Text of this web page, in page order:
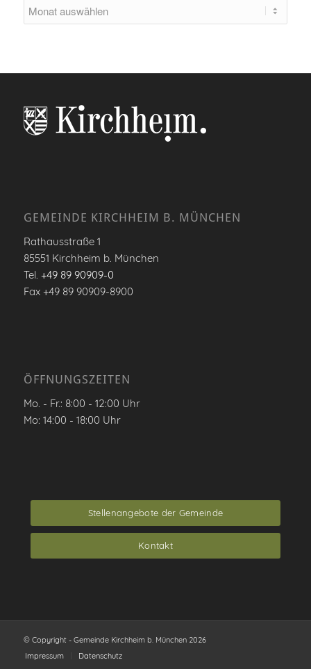
GEMEINDE KIRCHHEIM B. MÜNCHEN
Rathausstraße 1
85551 Kirchheim b. München
Tel. +49 89 90909-0
Fax +49 89 90909-8900
ÖFFNUNGSZEITEN
Mo. - Fr.: 8:00 - 12:00 Uhr
Mo: 14:00 - 18:00 Uhr
Stellenangebote der Gemeinde
Kontakt
© Copyright - Gemeinde Kirchheim b. München 2026
Impressum
Datenschutz